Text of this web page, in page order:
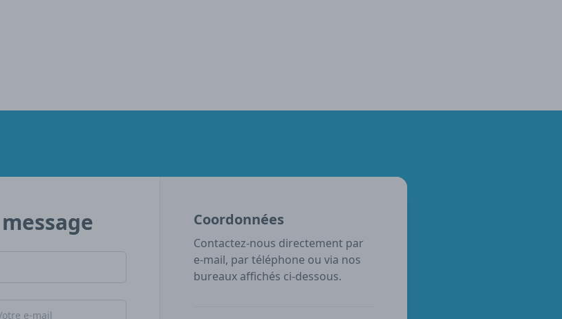
Coordonnées
Contactez-nous directement par
e-mail, par téléphone ou via nos
bureaux affichés ci-dessous.